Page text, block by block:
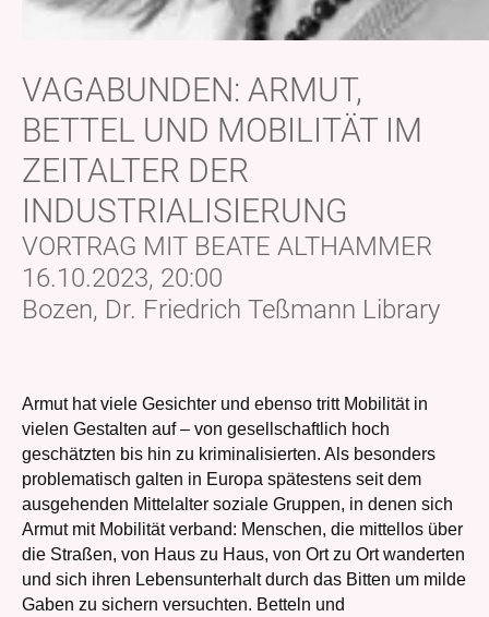
VAGABUNDEN: ARMUT,
BETTEL UND MOBILITÄT IM
ZEITALTER DER
INDUSTRIALISIERUNG
VORTRAG MIT BEATE ALTHAMMER
16.10.2023, 20:00
Bozen, Dr. Friedrich Teßmann Library
Armut hat viele Gesichter und ebenso tritt Mobilität in
vielen Gestalten auf – von gesellschaftlich hoch
geschätzten bis hin zu kriminalisierten. Als besonders
problematisch galten in Europa spätestens seit dem
ausgehenden Mittelalter soziale Gruppen, in denen sich
Armut mit Mobilität verband: Menschen, die mittellos über
die Straßen, von Haus zu Haus, von Ort zu Ort wanderten
und sich ihren Lebensunterhalt durch das Bitten um milde
Gaben zu sichern versuchten. Betteln und